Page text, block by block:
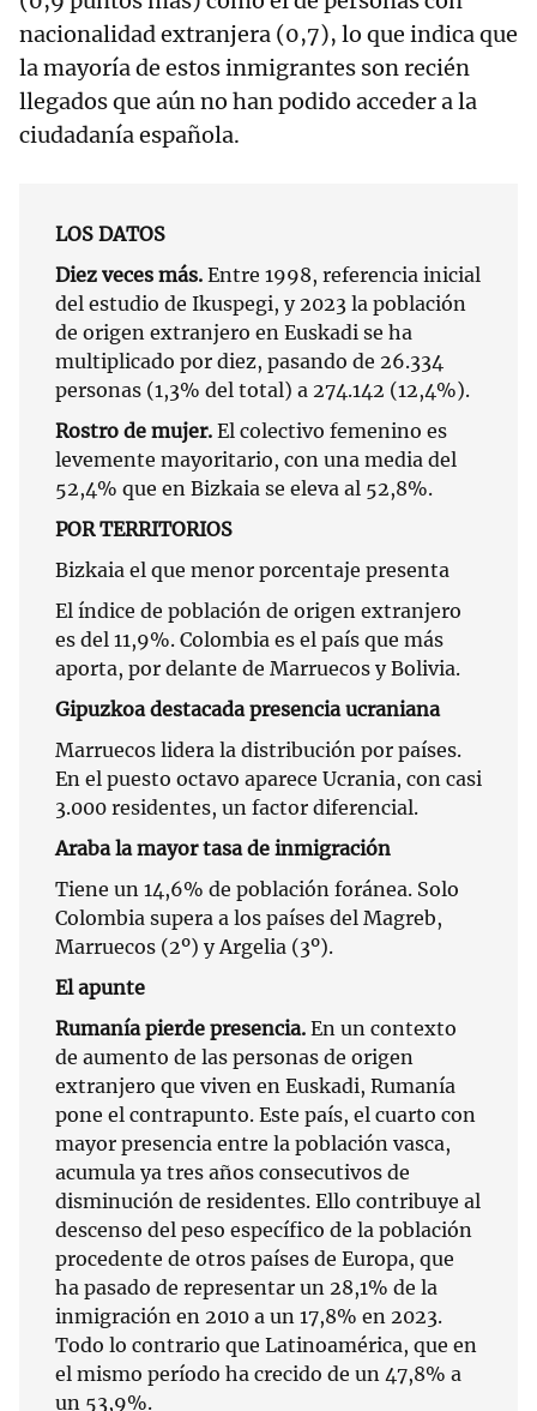
nacionalidad extranjera (0,7), lo que indica que
la mayoría de estos inmigrantes son recién
llegados que aún no han podido acceder a la
ciudadanía española.
LOS DATOS
Diez veces más. Entre 1998, referencia inicial
del estudio de Ikuspegi, y 2023 la población
de origen extranjero en Euskadi se ha
multiplicado por diez, pasando de 26.334
personas (1,3% del total) a 274.142 (12,4%).
Rostro de mujer. El colectivo femenino es
levemente mayoritario, con una media del
52,4% que en Bizkaia se eleva al 52,8%.
POR TERRITORIOS
Bizkaia el que menor porcentaje presenta
El índice de población de origen extranjero
es del 11,9%. Colombia es el país que más
aporta, por delante de Marruecos y Bolivia.
Gipuzkoa destacada presencia ucraniana
Marruecos lidera la distribución por países.
En el puesto octavo aparece Ucrania, con casi
3.000 residentes, un factor diferencial.
Araba la mayor tasa de inmigración
Tiene un 14,6% de población foránea. Solo
Colombia supera a los países del Magreb,
Marruecos (2º) y Argelia (3º).
El apunte
Rumanía pierde presencia. En un contexto
de aumento de las personas de origen
extranjero que viven en Euskadi, Rumanía
pone el contrapunto. Este país, el cuarto con
mayor presencia entre la población vasca,
acumula ya tres años consecutivos de
disminución de residentes. Ello contribuye al
descenso del peso específico de la población
procedente de otros países de Europa, que
ha pasado de representar un 28,1% de la
inmigración en 2010 a un 17,8% en 2023.
Todo lo contrario que Latinoamérica, que en
el mismo período ha crecido de un 47,8% a
un 53,9%.